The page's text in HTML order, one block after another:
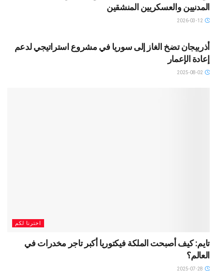
المدنيين والعسكريين المنشقين
أذربيجان تضخ الغاز إلى سوريا في مشروع استراتيجي لدعم
إعادة الإعمار
اخترنا لكم
تايم: كيف أصبحت الملكة فيكتوريا أكبر تاجر مخدرات في
العالم؟